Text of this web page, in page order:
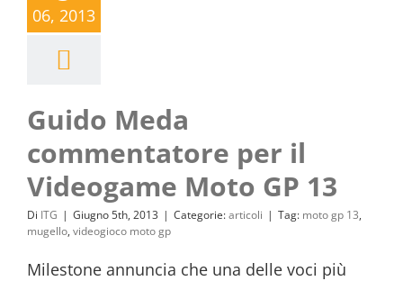
06, 2013
Guido Meda
commentatore per il
Videogame Moto GP 13
Di ITG | Giugno 5th, 2013 | Categorie:articoli | Tag: moto gp 13,
mugello, videogioco moto gp
Milestone annuncia che una delle voci più